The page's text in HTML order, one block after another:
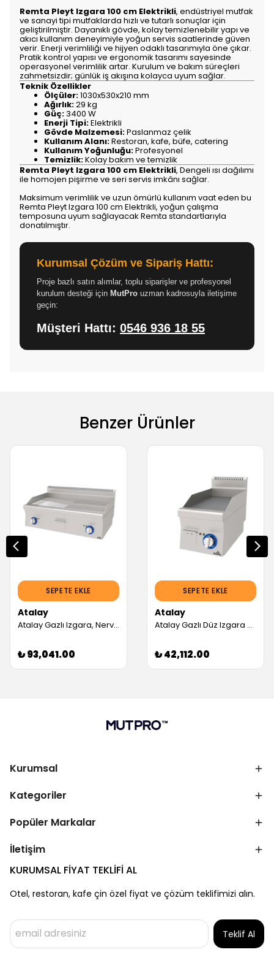
Remta Pleyt Izgara 100 cm Elektrikli, endüstriyel mutfak
ve sanayi tipi mutfaklarda hızlı ve tutarlı sonuçlar için
geliştirilmiştir. Dayanıklı gövde, kolay temizlenebilir yapı ve
akıcı kullanım deneyimiyle yoğun servis saatlerinde güven
verir. Enerji verimliliği ve hijyen odaklı tasarımıyla öne çıkar.
Pratik kontrol yapısı ve ergonomik tasarımı sayesinde
operasyonel verimlilik artar. Kurulum ve bakım süreçleri
zahmetsizdir; günlük iş akışına kolayca uyum sağlar.
Teknik Özellikler
Ölçüler:1030x530x210 mm
Ağırlık:29 kg
Güç:3400 W
Enerji Tipi:Elektrikli
Gövde Malzemesi:Paslanmaz çelik
Kullanım Alanı:Restoran, kafe, büfe, catering
Kullanım Yoğunluğu:Profesyonel
Temizlik:Kolay bakım ve temizlik
Remta Pleyt Izgara 100 cm Elektrikli, Dengeli ısı dağılımı
ile homojen pişirme ve seri servis imkânı sağlar.
Maksimum verimlilik ve uzun ömürlü kullanım vaat eden bu
Remta Pleyt Izgara 100 cm Elektrikli, yoğun çalışma
temposuna uyum sağlayacak Remta standartlarıyla
donatılmıştır.
Kurumsal Çözüm ve Sipariş Hattı:
Proje bazlı satın alımlar, toplu siparişler ve profesyonel
kurulum desteği için MutPro uzman kadrosuyla iletişime
geçin:
Müşteri Hattı: 0546 936 18 55
Benzer Ürünler
SEPETE EKLE
Atalay
Atalay Gazlı Izgara, Nervürlü+Düz, Krom Yüzey, Seri 600 (Servis Garantili)
₺ 93,041.00
SEPETE EKLE
Atalay
Atalay Gazlı Düz Izgara 300x600x300 Mm (Servis Garantili)
₺ 42,112.00
Kurumsal
Kategoriler
Popüler Markalar
İletişim
KURUMSAL FİYAT TEKLİFİ AL
Otel, restoran, kafe çin özel fiyat ve çözüm teklifimizi alın.
Teklif Al